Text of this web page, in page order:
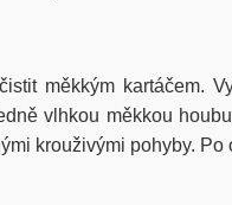
měkkým kartáčem.
vlhkou měkkou
krouživými pohyby.